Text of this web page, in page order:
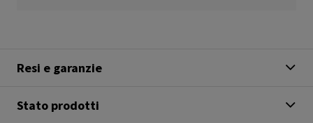
Resi e garanzie
Stato prodotti